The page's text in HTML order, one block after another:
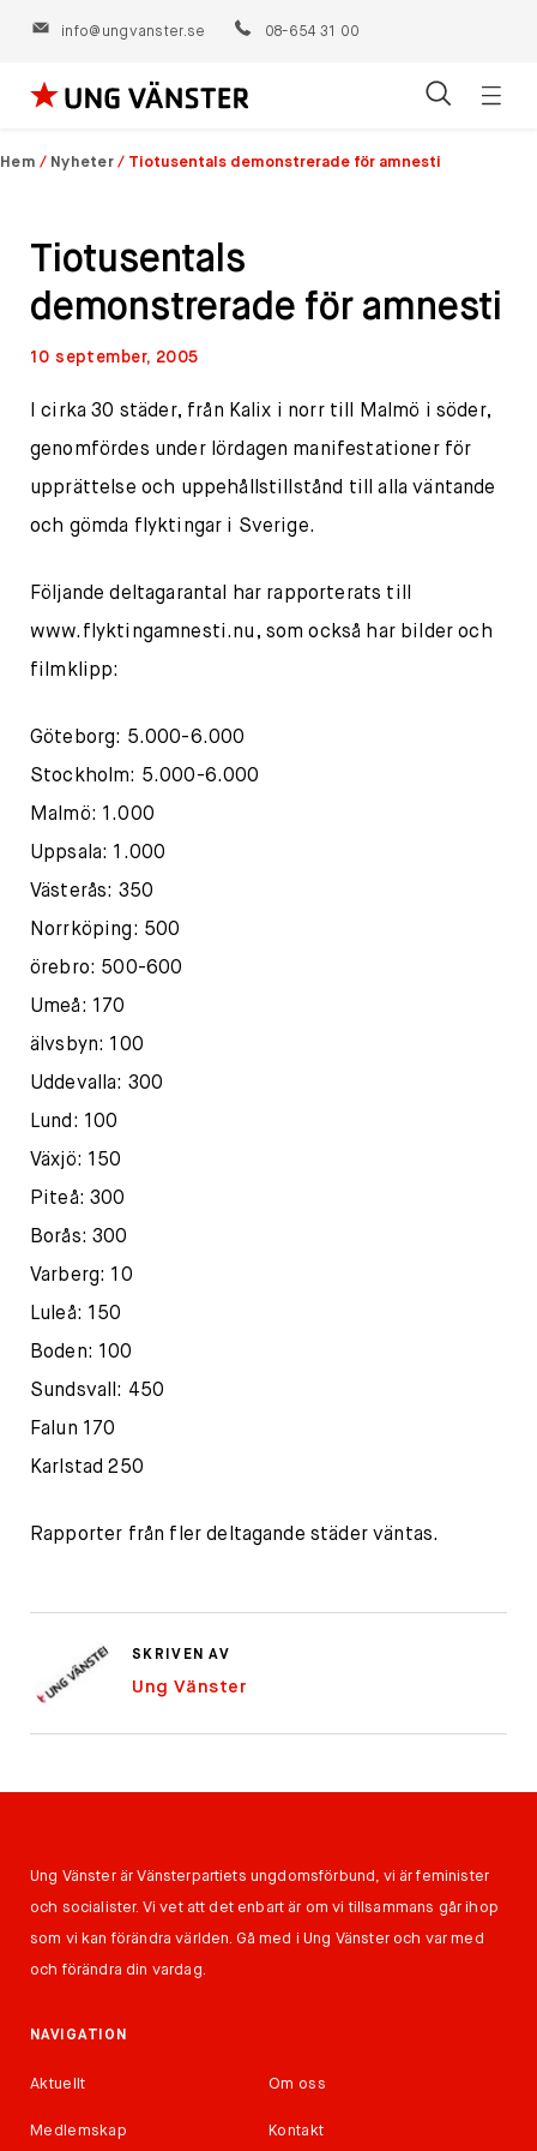
info@ungvanster.se 08-654 31 00
Hoppa
till
Hem / Nyheter / Tiotusentals demonstrerade för amnesti
Tiotusentals
demonstrerade för amnesti
10 september, 2005
I cirka 30 städer, från Kalix i norr till Malmö i söder,
genomfördes under lördagen manifestationer för
upprättelse och uppehållstillstånd till alla väntande
och gömda flyktingar i Sverige.
Följande deltagarantal har rapporterats till
www.flyktingamnesti.nu, som också har bilder och
filmklipp:
Göteborg: 5.000-6.000
Stockholm: 5.000-6.000
Malmö: 1.000
Uppsala: 1.000
Västerås: 350
Norrköping: 500
örebro: 500-600
Umeå: 170
älvsbyn: 100
Uddevalla: 300
Lund: 100
Växjö: 150
Piteå: 300
Borås: 300
Varberg: 10
Luleå: 150
Boden: 100
Sundsvall: 450
Falun 170
Karlstad 250
Rapporter från fler deltagande städer väntas.
SKRIVEN AV
Ung Vänster
Ung Vänster är Vänsterpartiets ungdomsförbund, vi är feminister
och socialister. Vi vet att det enbart är om vi tillsammans går ihop
som vi kan förändra världen. Gå med i Ung Vänster och var med
och förändra din vardag.
NAVIGATION
Aktuellt Om oss
Medlemskap Kontakt